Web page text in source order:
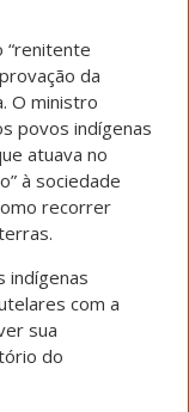
“renitente
da
O ministro
povos indígenas
atuava no
à sociedade
recorrer
indígenas
com a
sua
do